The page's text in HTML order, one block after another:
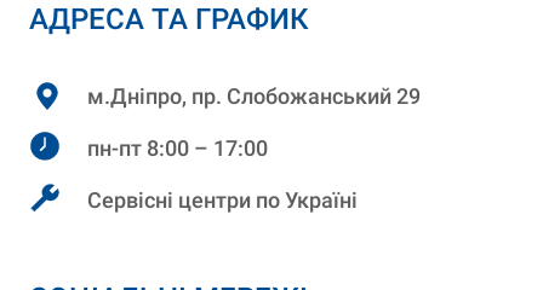
АДРЕСА ТА ГРАФИК
м.Дніпро, пр. Слобожанський 29
пн-пт 8:00 – 17:00
Сервісні центри по Україні